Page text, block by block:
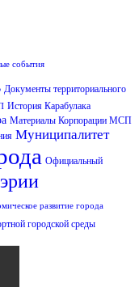
события
Документы территориального
История Карабулака
Материалы Корпорации МСП
Муниципалитет
Официальный
развитие города
городской среды